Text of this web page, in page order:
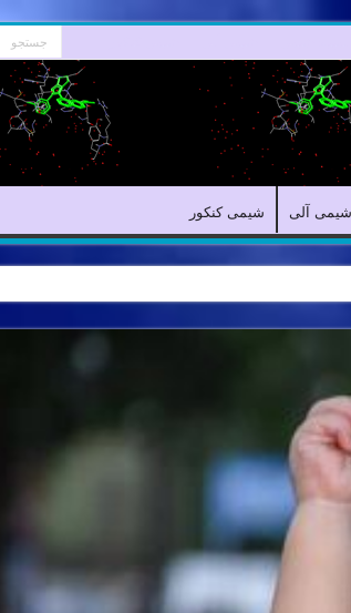
شیمی آلی شیمی کنکور